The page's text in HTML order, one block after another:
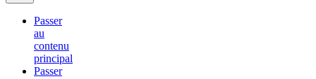
Passer
au
contenu
principal
Passer